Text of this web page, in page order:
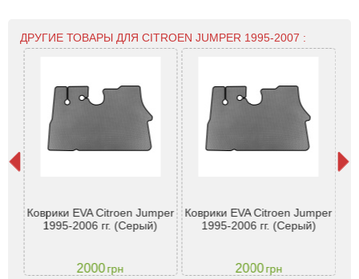
ДРУГИЕ ТОВАРЫ ДЛЯ CITROEN JUMPER 1995-2007 :
Коврики EVA Citroen Jumper
1995-2006 гг. (Серый)
2000грн
Коврики EVA Citroen Jumper
1995-2006 гг. (Серый)
2000грн